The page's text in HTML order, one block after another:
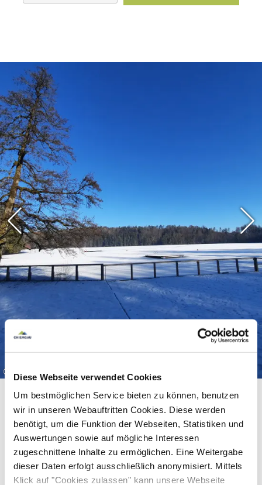
Diese Webseite verwendet Cookies
Um bestmöglichen Service bieten zu können, benutzen
wir in unseren Webauftritten Cookies. Diese werden
benötigt, um die Funktion der Webseiten, Statistiken und
Auswertungen sowie auf mögliche Interessen
zugeschnittene Inhalte zu ermöglichen. Eine Weitergabe
dieser Daten erfolgt ausschließlich anonymisiert. Mittels
Klick auf "Cookies zulassen" kann unsere Webseite
©
Ausstattung & Informationen